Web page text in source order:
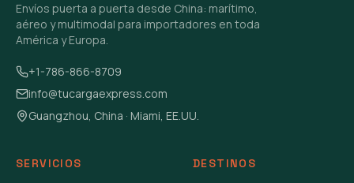
Envíos puerta a puerta desde China: marítimo,
aéreo y multimodal para importadores en toda
América y Europa.
+1-786-866-8709
info@tucargaexpress.com
Guangzhou, China · Miami, EE.UU.
SERVICIOS DESTINOS